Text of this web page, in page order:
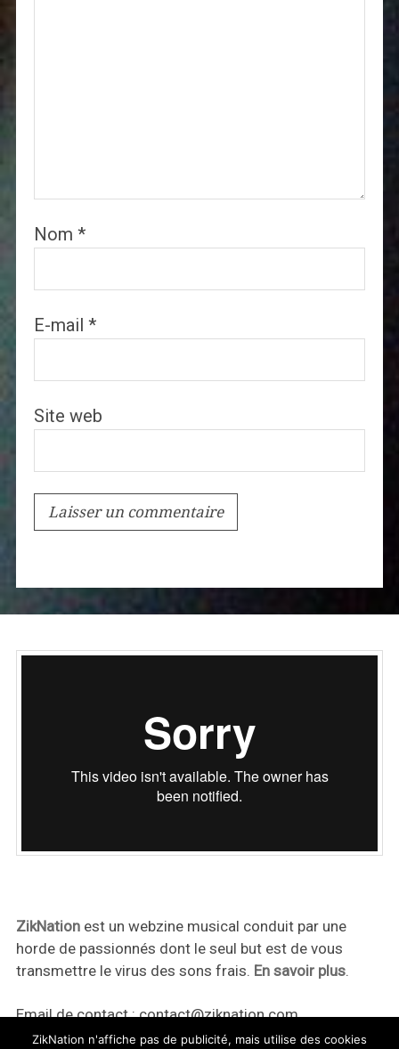
Nom *
E-mail *
Site web
ZikNationest un webzine musical conduit par une
horde de passionnés dont le seul but est de vous
transmettre le virus des sons frais. En savoir plus.
Email de contact :contact@ziknation.com
ZikNation n'affiche pas de publicité, mais utilise des cookies